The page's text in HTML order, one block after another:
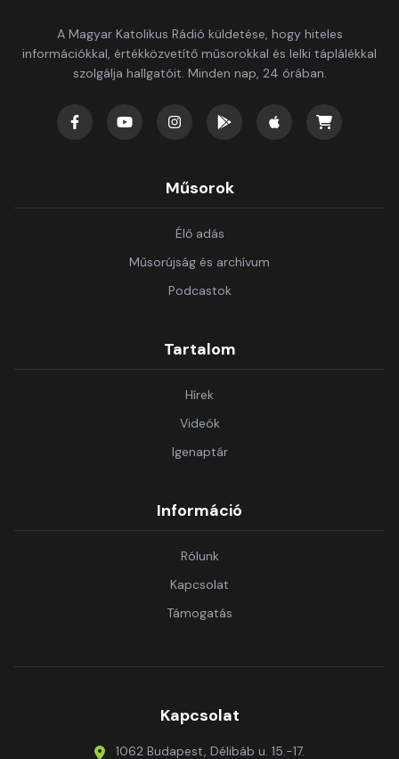
A Magyar Katolikus Rádió küldetése, hogy hiteles
információkkal, értékközvetítő műsorokkal és lelki táplálékkal
szolgálja hallgatóit. Minden nap, 24 órában.
Műsorok
Élő adás
Műsorújság és archívum
Podcastok
Tartalom
Hírek
Videók
Igenaptár
Információ
Rólunk
Kapcsolat
Támogatás
Kapcsolat
1062 Budapest, Délibáb u. 15.-17.